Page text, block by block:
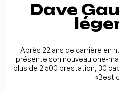
Dave
Après 22 ans de carrière en
présente son nouveau one-
plus de 2 500 prestation, 30
«Best